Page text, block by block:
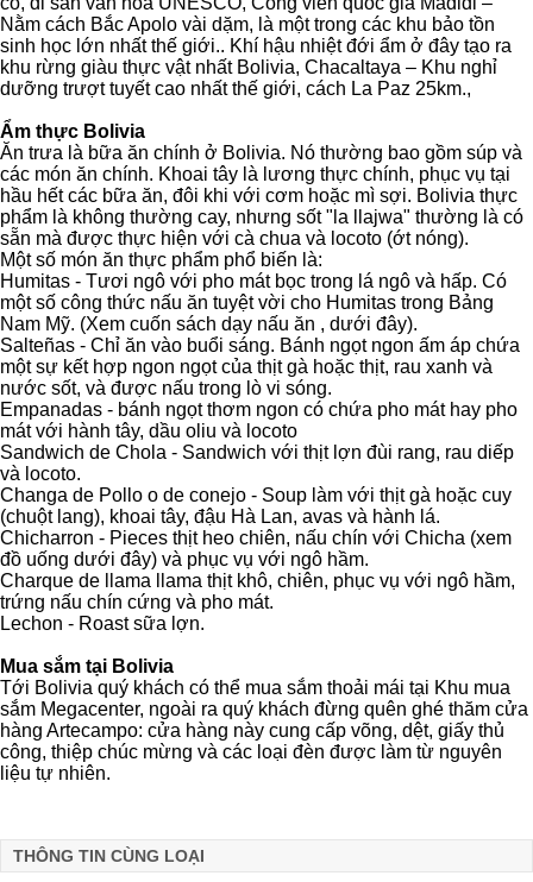
Nằm cách Bắc Apolo vài dặm, là một trong các khu bảo tồn
sinh học lớn nhất thế giới.. Khí hậu nhiệt đới ẩm ở đây tạo ra
khu rừng giàu thực vật nhất Bolivia, Chacaltaya – Khu nghỉ
dưỡng trượt tuyết cao nhất thế giới, cách La Paz 25km.,
Ẩm thực Bolivia
Ăn trưa là bữa ăn chính ở Bolivia. Nó thường bao gồm súp và
các món ăn chính. Khoai tây là lương thực chính, phục vụ tại
hầu hết các bữa ăn, đôi khi với cơm hoặc mì sợi. Bolivia thực
phẩm là không thường cay, nhưng sốt "la llajwa" thường là có
sẵn mà được thực hiện với cà chua và locoto (ớt nóng).
Một số món ăn thực phẩm phổ biến là:
Humitas - Tươi ngô với pho mát bọc trong lá ngô và hấp. Có
một số công thức nấu ăn tuyệt vời cho Humitas trong Bảng
Nam Mỹ. (Xem cuốn sách dạy nấu ăn , dưới đây).
Salteñas - Chỉ ăn vào buổi sáng. Bánh ngọt ngon ấm áp chứa
một sự kết hợp ngon ngọt của thịt gà hoặc thịt, rau xanh và
nước sốt, và được nấu trong lò vi sóng.
Empanadas - bánh ngọt thơm ngon có chứa pho mát hay pho
mát với hành tây, dầu oliu và locoto
Sandwich de Chola - Sandwich với thịt lợn đùi rang, rau diếp
và locoto.
Changa de Pollo o de conejo - Soup làm với thịt gà hoặc cuy
(chuột lang), khoai tây, đậu Hà Lan, avas và hành lá.
Chicharron - Pieces thịt heo chiên, nấu chín với Chicha (xem
đồ uống dưới đây) và phục vụ với ngô hầm.
Charque de llama llama thịt khô, chiên, phục vụ với ngô hầm,
trứng nấu chín cứng và pho mát.
Lechon - Roast sữa lợn.
Mua sắm tại Bolivia
Tới Bolivia quý khách có thể mua sắm thoải mái tại Khu mua
sắm Megacenter, ngoài ra quý khách đừng quên ghé thăm cửa
hàng Artecampo: cửa hàng này cung cấp võng, dệt, giấy thủ
công, thiệp chúc mừng và các loại đèn được làm từ nguyên
liệu tự nhiên.
THÔNG TIN CÙNG LOẠI